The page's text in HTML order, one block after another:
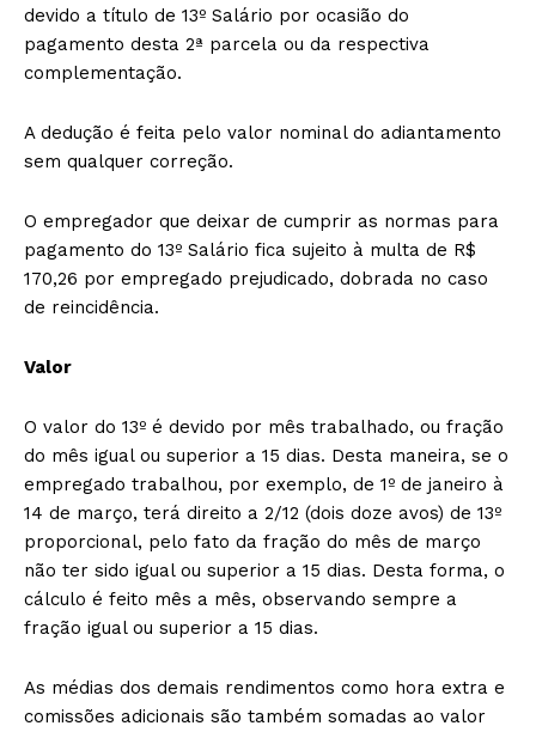
devido a título de 13º Salário por ocasião do
pagamento desta 2ª parcela ou da respectiva
complementação.
A dedução é feita pelo valor nominal do adiantamento
sem qualquer correção.
O empregador que deixar de cumprir as normas para
pagamento do 13º Salário fica sujeito à multa de R$
170,26 por empregado prejudicado, dobrada no caso
de reincidência.
Valor
O valor do 13º é devido por mês trabalhado, ou fração
do mês igual ou superior a 15 dias. Desta maneira, se o
empregado trabalhou, por exemplo, de 1º de janeiro à
14 de março, terá direito a 2/12 (dois doze avos) de 13º
proporcional, pelo fato da fração do mês de março
não ter sido igual ou superior a 15 dias. Desta forma, o
cálculo é feito mês a mês, observando sempre a
fração igual ou superior a 15 dias.
As médias dos demais rendimentos como hora extra e
comissões adicionais são também somadas ao valor